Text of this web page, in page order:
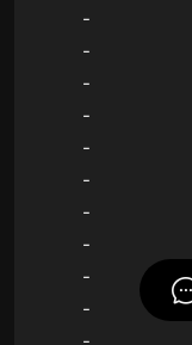
-
-
-
-
-
-
-
-
-
-